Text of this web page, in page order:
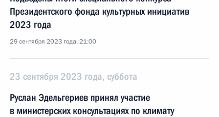
Президентского фонда культурных инициатив
2023 года
29 сентября 2023 года, 21:00
23 сентября 2023 года, суббота
Руслан Эдельгериев принял участие
в министерских консультациях по климату